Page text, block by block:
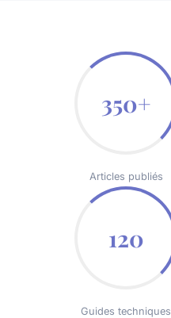
350+
Articles publiés
120
Guides techniques